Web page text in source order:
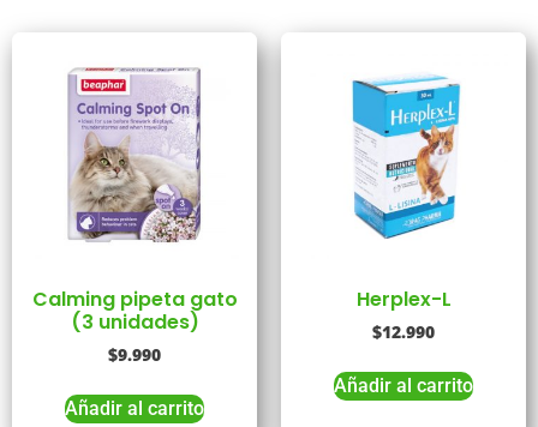
Calming pipeta gato
(3 unidades)
$9.990
Añadir al carrito
Herplex-L
$12.990
Añadir al carrito